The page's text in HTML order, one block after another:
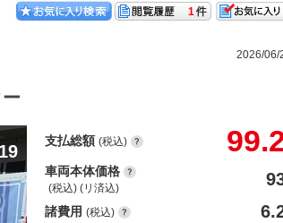
1
2026/06/
支払総額 (税込)
車両本体価格
(税込) (リ済込)
諸費用 (税込)